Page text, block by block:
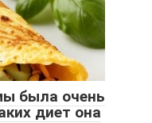
была очень
диет она